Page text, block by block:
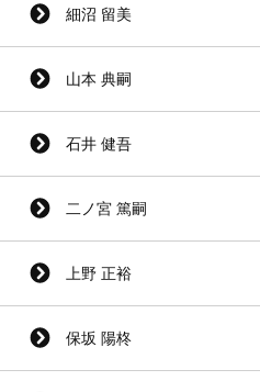
細沼 留美
山本 典嗣
石井 健吾
二ノ宮 篤嗣
上野 正裕
保坂 陽柊